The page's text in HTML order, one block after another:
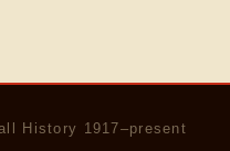
History 1917–present